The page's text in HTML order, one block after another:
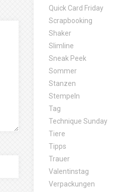
Quick Card Friday
Scrapbooking
Shaker
Slimline
Sneak Peek
Sommer
Stanzen
Stempeln
Tag
Technique Sunday
Tiere
Tipps
Trauer
Valentinstag
Verpackungen